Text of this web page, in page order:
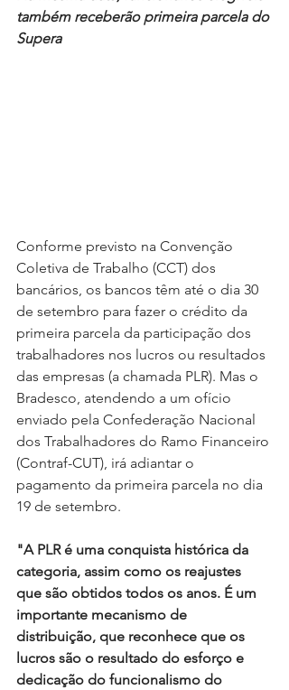
também receberão primeira parcela do
Supera
Conforme previsto na Convenção
Coletiva de Trabalho (CCT) dos
bancários, os bancos têm até o dia 30
de setembro para fazer o crédito da
primeira parcela da participação dos
trabalhadores nos lucros ou resultados
das empresas (a chamada PLR). Mas o
Bradesco, atendendo a um ofício
enviado pela Confederação Nacional
dos Trabalhadores do Ramo Financeiro
(Contraf-CUT), irá adiantar o
pagamento da primeira parcela no dia
19 de setembro.
"A PLR é uma conquista histórica da
categoria, assim como os reajustes
que são obtidos todos os anos. É um
importante mecanismo de
distribuição, que reconhece que os
lucros são o resultado do esforço e
dedicação do funcionalismo do